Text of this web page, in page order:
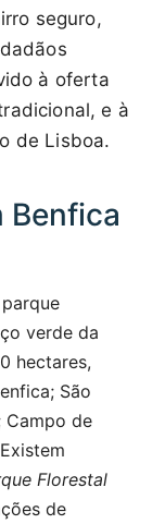
seguro,
à oferta
e à
de Lisboa.
Benfica
verde da
hectares,
São
Campo de
Florestal
de